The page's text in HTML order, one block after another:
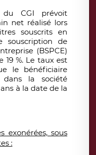
du CGI prévoit
net réalisé lors
souscrits en
souscription de
(BSPCE)
19 %. Le taux est
le bénéficiaire
la société
à la date de la
exonérées, sous
: